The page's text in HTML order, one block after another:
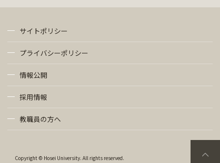
サイトポリシー
プライバシーポリシー
情報公開
採用情報
教職員の方へ
Copyright © Hosei University. All rights reserved.